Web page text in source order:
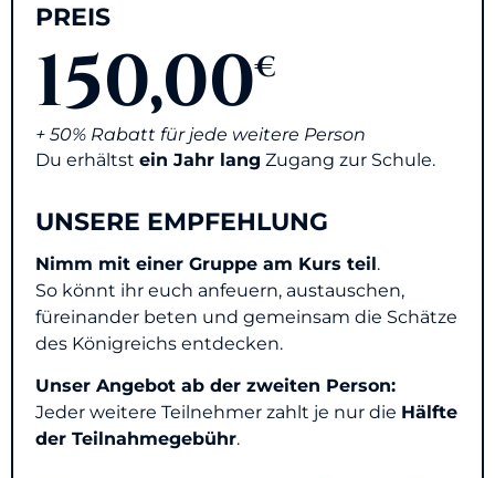
PREIS
150,00€
+ 50% Rabatt für jede weitere Person
Du erhältst ein Jahr lang Zugang zur Schule.
UNSERE EMPFEHLUNG
Nimm mit einer Gruppe am Kurs teil.
So könnt ihr euch anfeuern, austauschen,
füreinander beten und gemeinsam die Schätze
des Königreichs entdecken.
Unser Angebot ab der zweiten Person:
Jeder weitere Teilnehmer zahlt je nur die Hälfte
der Teilnahmegebühr.